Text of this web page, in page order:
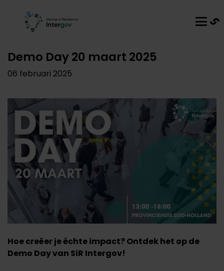
Demo Day 20 maart 2025
06 februari 2025
Hoe creëer je échte impact? Ontdek het op de
Demo Day van SiR Intergov!